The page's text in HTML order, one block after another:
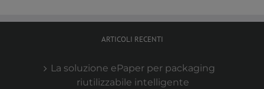
ARTICOLI RECENTI
La soluzione ePaper per packaging
riutilizzabile intelligente